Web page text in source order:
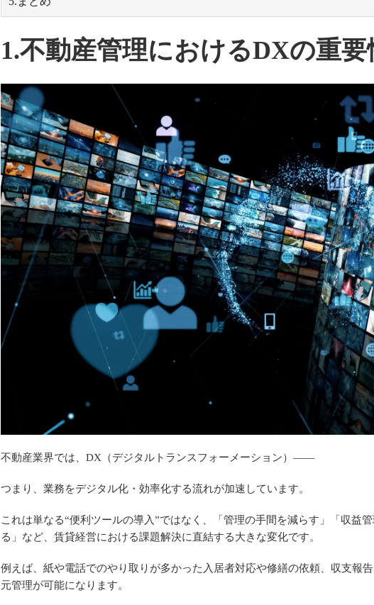
1.不動産管理におけるDXの重要
不動産業界では、DX（デジタルトランスフォーメーション）――
つまり、業務をデジタル化・効率化する流れが加速しています。
これは単なる“便利ツールの導入”ではなく、「管理の手間を減らす」「収益
る」など、賃貸経営における課題解決に直結する大きな変化です。
例えば、紙や電話でのやり取りが多かった入居者対応や修繕の依頼、収支報
元管理が可能になります。